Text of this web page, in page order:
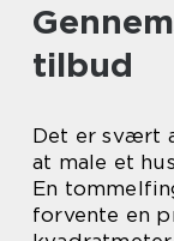
tilbud
Det er svært
at male et
En
forvente en